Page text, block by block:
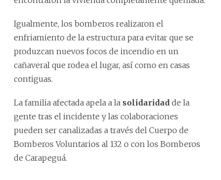
Igualmente, los bomberos realizaron el
enfriamiento de la estructura para evitar que se
produzcan nuevos focos de incendio en un
cañaveral que rodea el lugar, así como en casas
contiguas.
La familia afectada apela a la solidaridad de la
gente tras el incidente y las colaboraciones
pueden ser canalizadas a través del Cuerpo de
Bomberos Voluntarios al 132 o con los Bomberos
de Carapeguá.